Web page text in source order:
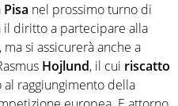
Pisa nel prossimo turno di
il diritto a partecipare alla
, ma si assicurerà anche a
Hojlund, il cui riscatto
raggiungimento della